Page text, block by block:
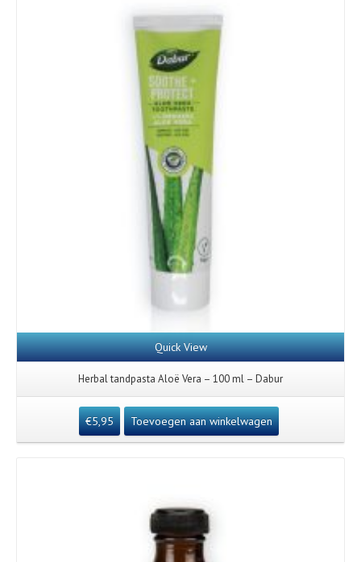
Quick View
Herbal tandpasta Aloë Vera – 100 ml – Dabur
€5,95 Toevoegen aan winkelwagen